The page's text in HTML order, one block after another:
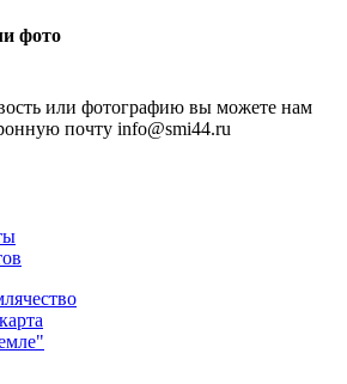
фото
или фотографию вы можете нам
почту info@smi44.ru